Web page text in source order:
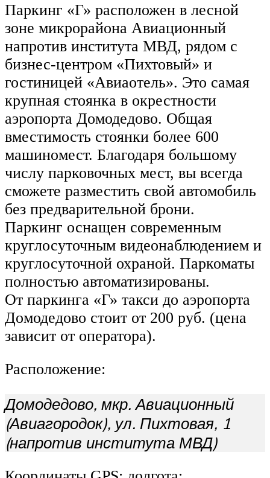
Паркинг «Г» расположен в лесной
зоне микрорайона Авиационный
напротив института МВД, рядом с
бизнес-центром «Пихтовый» и
гостиницей «Авиаотель». Это самая
крупная стоянка в окрестности
аэропорта Домодедово. Общая
вместимость стоянки более 600
машиномест. Благодаря большому
числу парковочных мест, вы всегда
сможете разместить свой автомобиль
без предварительной брони.
Паркинг оснащен современным
круглосуточным видеонаблюдением и
круглосуточной охраной. Паркоматы
полностью автоматизированы.
От паркинга «Г» такси до аэропорта
Домодедово стоит от 200 руб. (цена
зависит от оператора).
Расположение:
Домодедово, мкр. Авиационный
(Авиагородок), ул. Пихтовая, 1
(напротив института МВД)